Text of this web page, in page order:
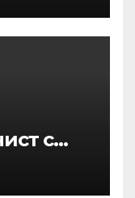
и
с
и